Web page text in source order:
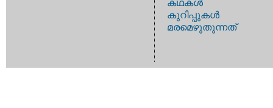
കഥകള്‍
കുറിപ്പുകള്‍
മരമെഴുതുന്നത്